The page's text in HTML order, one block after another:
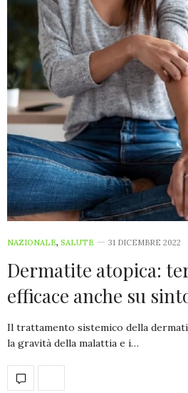
NAZIONALE, SALUTE 31 DICEMBRE 2022
Dermatite atopica:
efficace anche su
Il trattamento sistemico della
la gravità della malattia e i…